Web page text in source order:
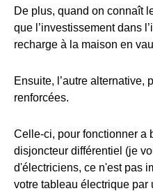
De plus, quand on connaît
que l’investissement dans
recharge à la maison en
Ensuite, l’autre alternative,
renforcées.
Celle-ci, pour fonctionner a
disjoncteur différentiel (je
d'électriciens, ce n'est pas
votre tableau électrique